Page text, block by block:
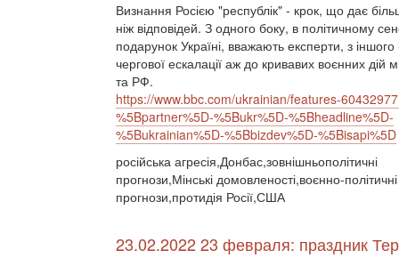
Визнання Росією "республік" - крок, що дає
ніж відповідей. З одного боку, в політичному
подарунок Україні, вважають експерти, з іншого
чергової ескалації аж до кривавих воєнних дій
та РФ.
https://www.bbc.com/ukrainian/features-
%5Bpartner%5D-%5Bukr%5D-%5Bheadline%5D-
%5Bukrainian%5D-%5Bbizdev%5D-%5Bisapi%5D
російська агресія,Донбас,зовнішньополітичні
прогнози,Мінські домовленості,воєнно-політичні
прогнози,протидія Росії,США
23.02.2022 23 февраля: праздник